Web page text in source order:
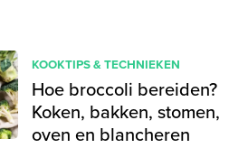
KOOKTIPS & TECHNIEKEN
Hoe broccoli bereiden?
Koken, bakken, stomen,
oven en blancheren